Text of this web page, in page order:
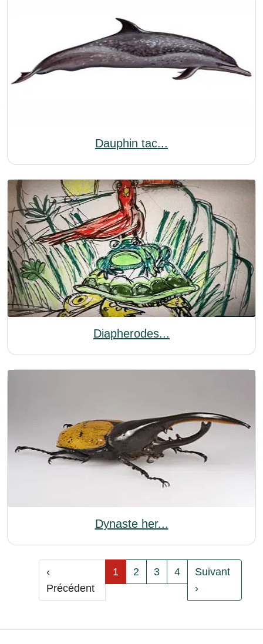
Dauphin tac...
Diapherodes...
Dynaste her...
‹
Précédent
1 2 3 4
Suivant
›